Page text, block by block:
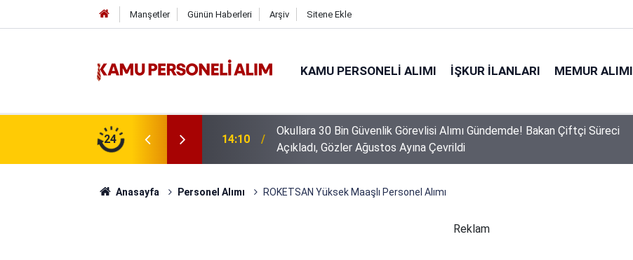
Manşetler Günün Haberleri Arşiv Sitene Ekle
KAMU PERSONELI ALIMI İŞKUR İLANLARI MEMUR ALIMI
24
İŞKUR İUP başvuruları 14:10
Okullara 30 Bin Güvenlik Görevlisi Alımı Gündemde! Bakan Çiftçi Süreci
Açıkladı, Gözler Ağustos Ayına Çevrildi
Anasayfa Personel Alımı ROKETSAN Yüksek Maaşlı Personel Alımı
Reklam